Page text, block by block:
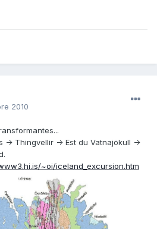
2010
-> Thingvellir -> Est du Vatnajökull ->
~oi/iceland_excursion.htm